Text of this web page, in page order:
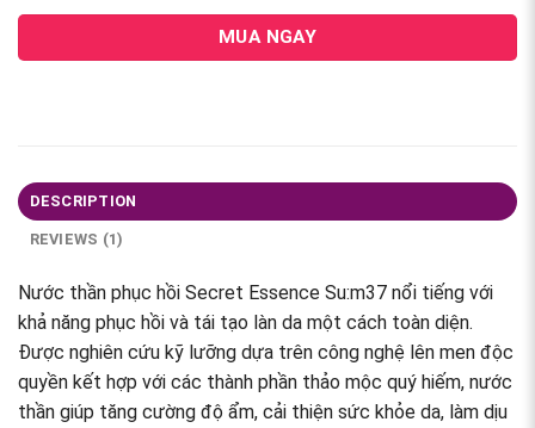
MUA NGAY
DESCRIPTION
REVIEWS (1)
Nước thần phục hồi Secret Essence Su:m37 nổi tiếng với
khả năng phục hồi và tái tạo làn da một cách toàn diện.
Được nghiên cứu kỹ lưỡng dựa trên công nghệ lên men độc
quyền kết hợp với các thành phần thảo mộc quý hiếm, nước
thần giúp tăng cường độ ẩm, cải thiện sức khỏe da, làm dịu